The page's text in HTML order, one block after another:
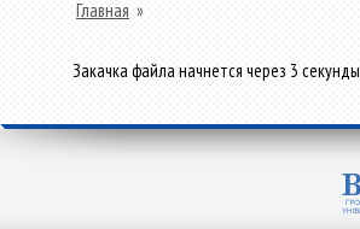
Главная »
Закачка файла начнется через 3